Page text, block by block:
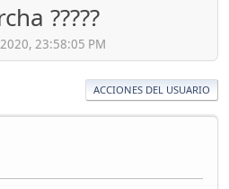
?????
23:58:05 PM
ACCIONES DEL USUARIO